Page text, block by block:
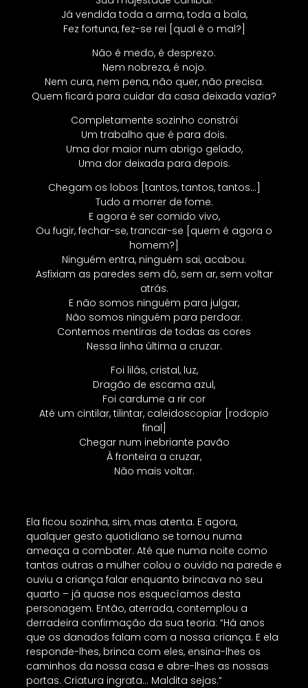
Já vendida toda a arma, toda a bala,
Fez fortuna, fez-se rei [qual é o mal?]
Não é medo, é desprezo.
Nem nobreza, é nojo.
Nem cura, nem pena, não quer, não precisa.
Quem ficará para cuidar da casa deixada vazia?
Completamente sozinho constrói
Um trabalho que é para dois.
Uma dor maior num abrigo gelado,
Uma dor deixada para depois.
Chegam os lobos [tantos, tantos, tantos…]
Tudo a morrer de fome.
E agora é ser comido vivo,
Ou fugir, fechar-se, trancar-se [quem é agora o
homem?]
Ninguém entra, ninguém sai, acabou.
Asfixiam as paredes sem dó, sem ar, sem voltar
atrás.
E não somos ninguém para julgar,
Não somos ninguém para perdoar.
Contemos mentiras de todas as cores
Nessa linha última a cruzar.
Foi lilás, cristal, luz,
Dragão de escama azul,
Foi cardume a rir cor
Até um cintilar, tilintar, caleidoscopiar [rodopio
final]
Chegar num inebriante pavão
À fronteira a cruzar,
Não mais voltar.
Ela ficou sozinha, sim, mas atenta. E agora,
qualquer gesto quotidiano se tornou numa
ameaça a combater. Até que numa noite como
tantas outras a mulher colou o ouvido na parede e
ouviu a criança falar enquanto brincava no seu
quarto – já quase nos esquecíamos desta
personagem. Então, aterrada, contemplou a
derradeira confirmação da sua teoria: “Há anos
que os danados falam com a nossa criança. E ela
responde-lhes, brinca com eles, ensina-lhes os
caminhos da nossa casa e abre-lhes as nossas
portas. Criatura ingrata… Maldita sejas.”